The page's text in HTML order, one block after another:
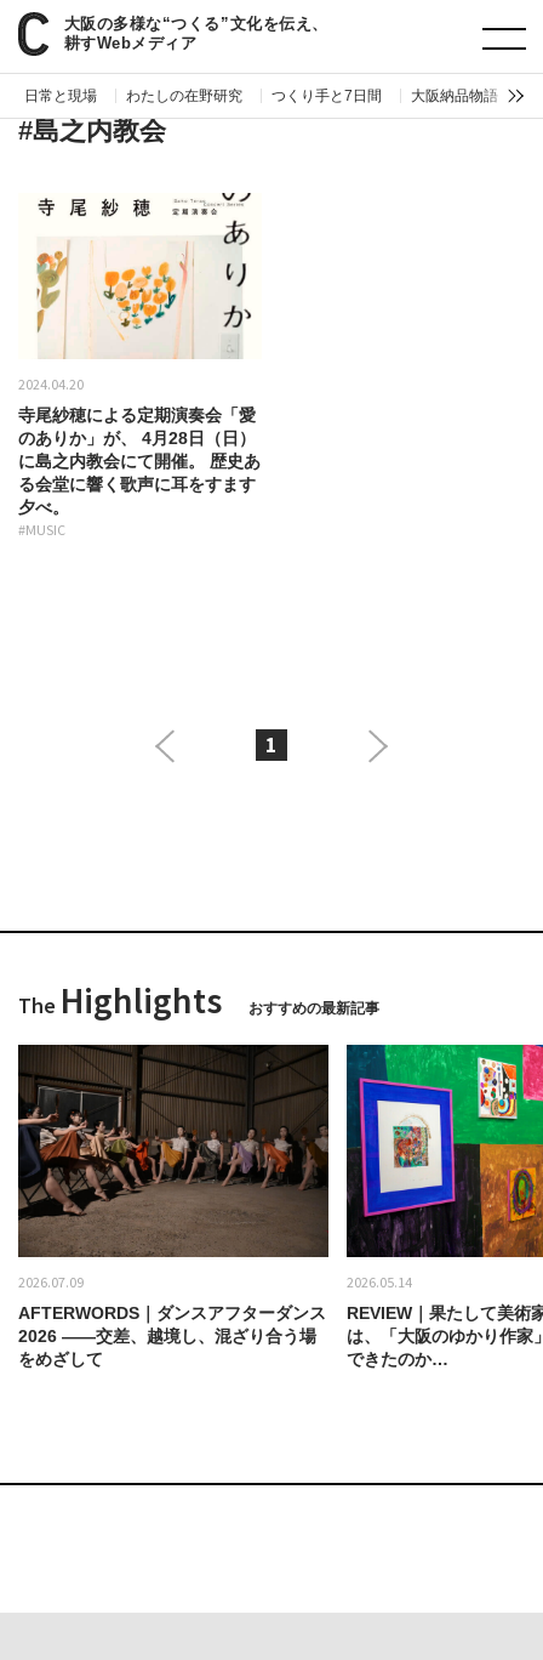
大阪の多様な“つくる”文化を伝え、
耕すWebメディア
日常と現場 わたしの在野研究 つくり手と7日間 大阪納品物語
paperC タグ 島之内教会
#島之内教会
2024.04.20
寺尾紗穂による定期演奏会「愛
のありか」が、 4月28日（日）
に島之内教会にて開催。 歴史あ
る会堂に響く歌声に耳をすます
夕べ。
#MUSIC
1
The Highlights おすすめの最新記事
2026.07.09
AFTERWORDS｜ダンスアフターダンス
2026 ——交差、越境し、混ざり合う場
をめざして
2026.05.14
REVIEW｜果たして美術
は、「大阪のゆかり作家
できたのか…